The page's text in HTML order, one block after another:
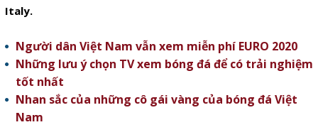
Italy.
Người dân Việt Nam vẫn xem miễn phí EURO 2020
Những lưu ý chọn TV xem bóng đá để có trải nghiệm
tốt nhất
Nhan sắc của những cô gái vàng của bóng đá Việt
Nam